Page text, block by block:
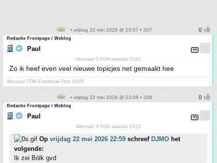
• vrijdag 22 mei 2026 @ 23:07 • 207
Redactie Frontpage / Weblog
Paul
Winnaar 5 FOK-awards 2022
Zo ik heef even veel nieuwe topicjes net gemaakt hee
Winnaar FOK-Eredivisie-Toto 2025
• vrijdag 22 mei 2026 @ 23:08 • 208
Redactie Frontpage / Weblog
Paul
Winnaar 5 FOK-awards 2022
Op vrijdag 22 mei 2026 22:59 schreef DJMO het
volgende:
Ik zei Bölk gvd